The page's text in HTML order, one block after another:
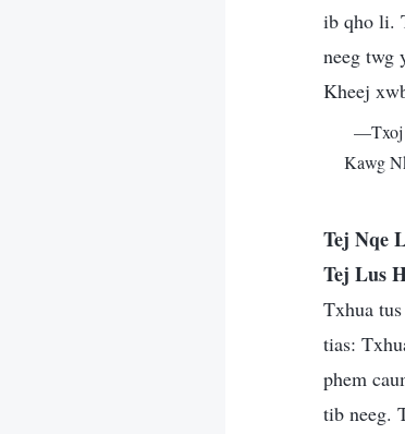
ib qho li.
neeg twg
Kheej
—Txoj
Kawg
Tej Nqe
Tej Lus
Txhua
tias:
phem
tib neeg.